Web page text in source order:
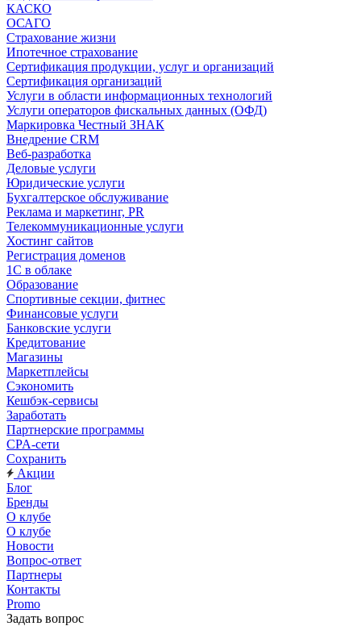
КАСКО
ОСАГО
Страхование жизни
Ипотечное страхование
Сертификация продукции, услуг и организаций
Сертификация организаций
Услуги в области информационных технологий
Услуги операторов фискальных данных (ОФД)
Маркировка Честный ЗНАК
Внедрение CRM
Веб-разработка
Деловые услуги
Юридические услуги
Бухгалтерское обслуживание
Реклама и маркетинг, PR
Телекоммуникационные услуги
Хостинг сайтов
Регистрация доменов
1С в облаке
Образование
Спортивные секции, фитнес
Финансовые услуги
Банковские услуги
Кредитование
Магазины
Маркетплейсы
Сэкономить
Кешбэк-сервисы
Заработать
Партнерские программы
CPA-сети
Сохранить
Акции
Блог
Бренды
О клубе
О клубе
Новости
Вопрос-ответ
Партнеры
Контакты
Promo
Задать вопрос